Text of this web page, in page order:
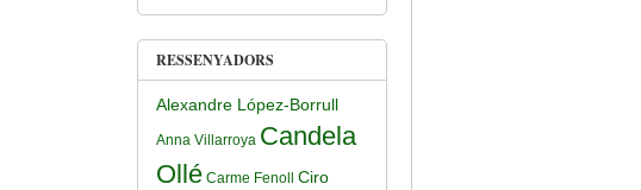
RESSENYADORS
Alexandre López-Borrull
Anna Villarroya Candela
Ollé Carme Fenoll
Ciro